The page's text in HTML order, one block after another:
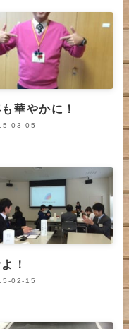
華やかに！
03-05
！
02-15